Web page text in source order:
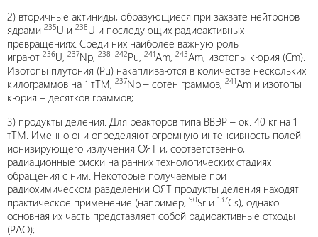
2) вторичные актиниды, образующиеся при захвате нейтронов
ядрами 235U и 238U и последующих радиоактивных
превращениях. Среди них наиболее важную роль
играют 236U, 237Np, 238–242Pu, 241Am, 243Am, изотопы кюрия (Cm).
Изотопы плутония (Pu) накапливаются в количестве нескольких
килограммов на 1 тТМ, 237Np – сотен граммов, 241Am и изотопы
кюрия – десятков граммов;
3) продукты деления. Для реакторов типа ВВЭР – ок. 40 кг на 1
тТМ. Именно они определяют огромную интенсивность полей
ионизирующего излучения ОЯТ и, соответственно,
радиационные риски на ранних технологических стадиях
обращения с ним. Некоторые получаемые при
радиохимическом разделении ОЯТ продукты деления находят
практическое применение (например, 90Sr и 137Cs), однако
основная их часть представляет собой радиоактивные отходы
(РАО);